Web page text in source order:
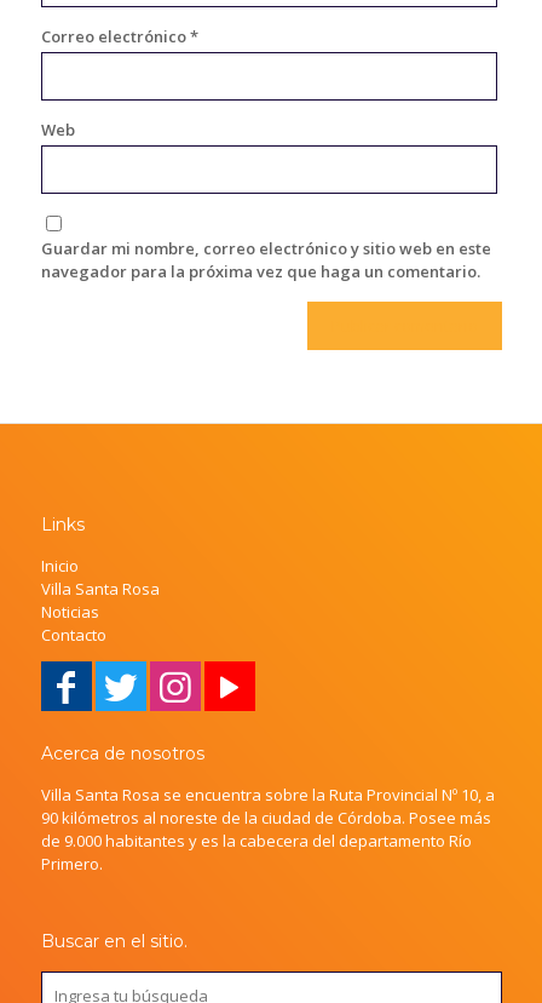
Correo electrónico*
Web
Guardar mi nombre, correo electrónico y sitio web en este
navegador para la próxima vez que haga un comentario.
Links
Inicio
Villa Santa Rosa
Noticias
Contacto
Acerca de nosotros
Villa Santa Rosa se encuentra sobre la Ruta Provincial Nº 10, a
90 kilómetros al noreste de la ciudad de Córdoba. Posee más
de 9.000 habitantes y es la cabecera del departamento Río
Primero.
Buscar en el sitio.